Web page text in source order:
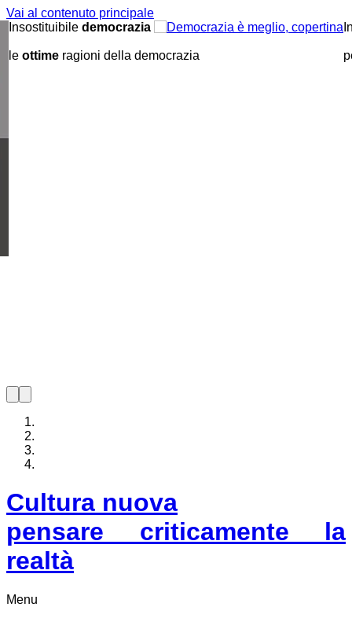
Vai al contenuto principale
Insostituibiledemocrazia
leottime ragioni della democrazia
Cultura nuova
pensare criticamente la
realtà
Menu